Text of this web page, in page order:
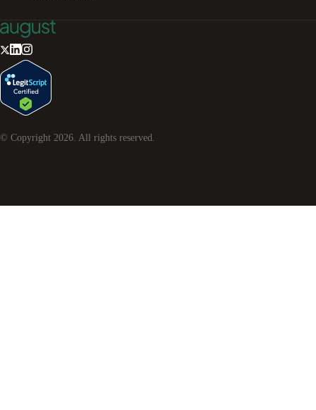
© Copyright 2026. All rights reserved.